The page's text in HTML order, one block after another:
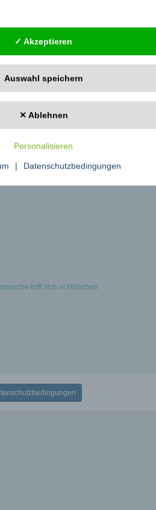
Motivierte Auszubildende, die eine
und das Florieren der Unternehmen.
unter
Geschäftsführer und Teams
Ihr Werdegang als ehemalige
als Extremsportlerin verleihen ihr
Stärke, individuelle Bedürfnisresonanz und
Coaching strebt Diana Stoffers Stabilität
abzielen. Ihre Coachings bieten eine
trifft sich in München
✓ Akzeptieren
Auswahl speichern
✕ Ablehnen
Personalisieren
| Datenschutzbedingungen